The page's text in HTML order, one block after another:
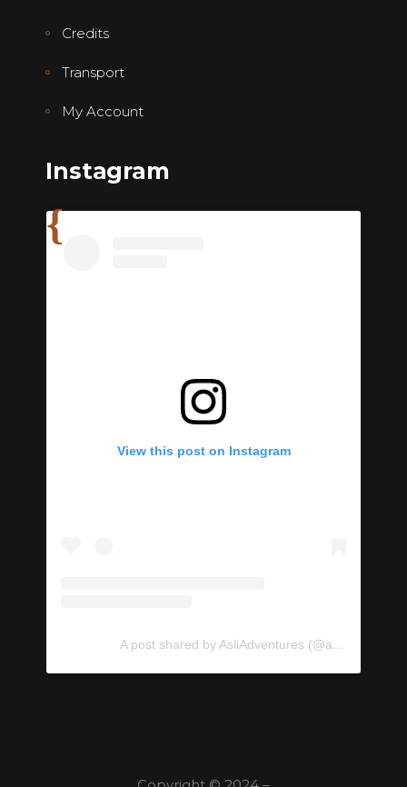
Credits
Transport
My Account
Instagram
View this post on Instagram
A post shared by AsliAdventures (@asliadventures)